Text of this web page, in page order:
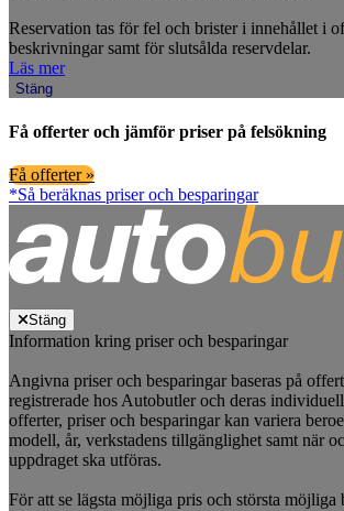
Reservation tas för fel och brister i innehållet i
beskrivningar samt för slutsålda reservdelar.
Läs mer
Stäng
Få offerter och jämför priser på felsökning
Få offerter »
*Så beräknas priser och besparingar
Stäng
Information kring priser och besparingar
Angivna priser och besparingar baseras på
registrerade hos Autobutler och deras
offerter, priser och besparingar kan variera
modell, år, verkstadens tillgänglighet samt när
uppdraget ska utföras.
För att se lägsta möjliga pris och största möjliga